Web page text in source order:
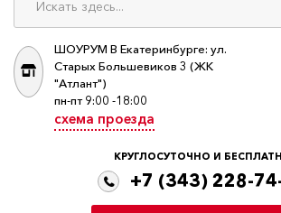
ШОУРУМ В Екатеринбурге: ул.
Старых Большевиков 3 (ЖК
"Атлант")
пн-пт 9:00 -18:00
схема проезда
КРУГЛОСУТОЧНО И
+7 (343) 228-